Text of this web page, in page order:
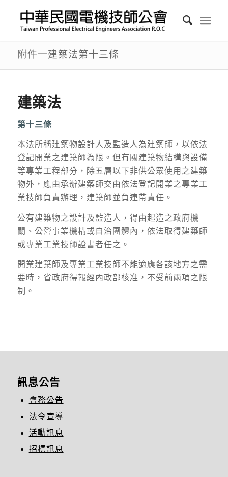
附件一建築法第十三條
建築法
第十三條
本法所稱建築物設計人及監造人為建築師，以依法
登記開業之建築師為限。但有關建築物結構與設備
等專業工程部分，除五層以下非供公眾使用之建築
物外，應由承辦建築師交由依法登記開業之專業工
業技師負責辦理，建築師並負連帶責任。
公有建築物之設計及監造人，得由起造之政府機
關、公營事業機構或自治團體內，依法取得建築師
或專業工業技師證書者任之。
開業建築師及專業工業技師不能適應各該地方之需
要時，省政府得報經內政部核准，不受前兩項之限
制。
訊息公告
會務公告
法令宣導
活動訊息
招標訊息